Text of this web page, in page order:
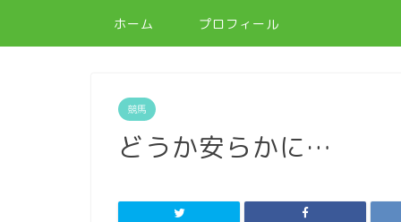
ホーム プロフィール
競馬
どうか安らかに…